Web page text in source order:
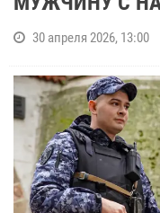
30 апреля 2026, 13:00